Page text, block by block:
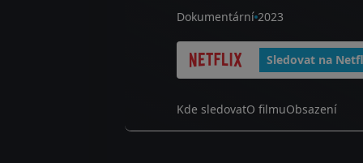
Dokumentární 2023
Sledovat na
Kde sledovatO filmuObsazení